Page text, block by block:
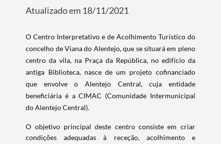
Atualizado em 18/11/2021
O Centro Interpretativo e de Acolhimento Turístico do
concelho de Viana do Alentejo, que se situará em pleno
centro da vila, na Praça da República, no edifício da
antiga Biblioteca, nasce de um projeto cofinanciado
que envolve o Alentejo Central, cuja entidade
beneficiária é a CIMAC (Comunidade Intermunicipal
do Alentejo Central).
O objetivo principal deste centro consiste em criar
condições adequadas à receção, acolhimento e